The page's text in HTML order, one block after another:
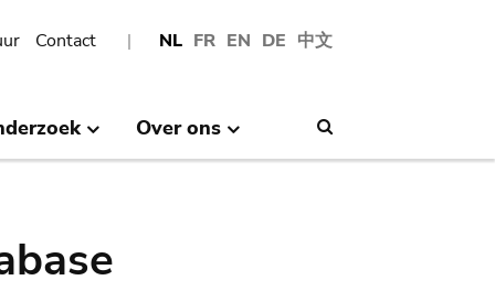
NL FR EN DE 中文
Contact
Over ons